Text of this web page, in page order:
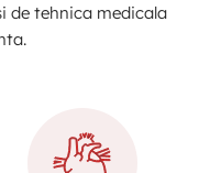
de tehnica medicala